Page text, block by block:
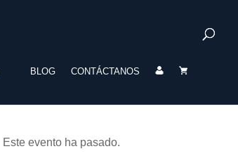
BLOG CONTÁCTANOS
Este evento ha pasado.